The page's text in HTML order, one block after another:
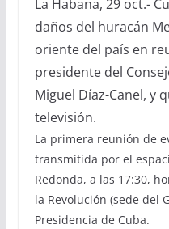
La Habana, 29 oct.-
daños del huracán
oriente del país en
presidente del
Miguel Díaz-Canel, y
televisión.
La primera reunión de
transmitida por el
Redonda, a las 17:30,
la Revolución (sede del
Presidencia de Cuba.